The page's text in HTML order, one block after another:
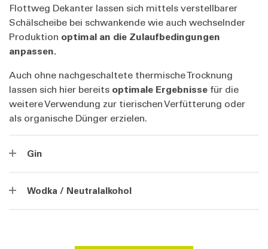
Flottweg Dekanter lassen sich mittels verstellbarer
Schälscheibe bei schwankende wie auch wechselnder
Produktion optimal an die Zulaufbedingungen
anpassen.
Auch ohne nachgeschaltete thermische Trocknung
lassen sich hier bereits optimale Ergebnisse für die
weitere Verwendung zur tierischen Verfütterung oder
als organische Dünger erzielen.
Gin
Wodka / Neutralalkohol